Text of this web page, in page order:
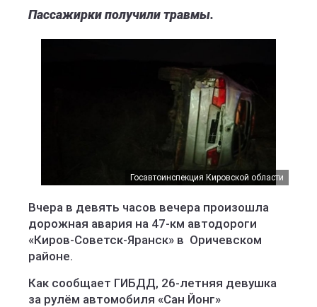
Пассажирки получили травмы.
Госавтоинспекция Кировской области
Вчера в девять часов вечера произошла
дорожная авария на 47-км автодороги
«Киров-Советск-Яранск» в Оричевском
районе.
Как сообщает ГИБДД, 26-летняя девушка
за рулём автомобиля «Сан Йонг»